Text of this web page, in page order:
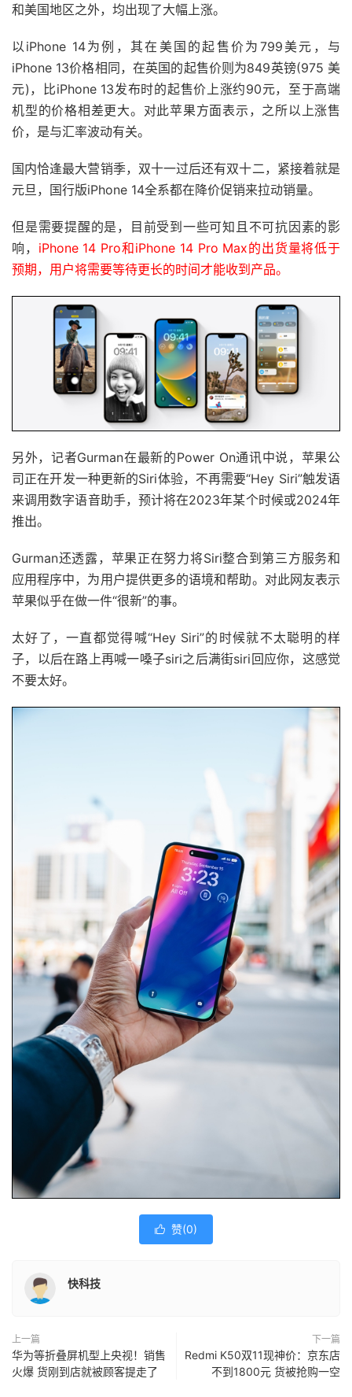
和美国地区之外，均出现了大幅上涨。
以iPhone 14为例，其在美国的起售价为799美元，与
iPhone 13价格相同，在英国的起售价则为849英镑(975 美
元)，比iPhone 13发布时的起售价上涨约90元，至于高端
机型的价格相差更大。对此苹果方面表示，之所以上涨售
价，是与汇率波动有关。
国内恰逢最大营销季，双十一过后还有双十二，紧接着就是
元旦，国行版iPhone 14全系都在降价促销来拉动销量。
但是需要提醒的是，目前受到一些可知且不可抗因素的影
响， iPhone 14 Pro和iPhone 14 Pro Max的出货量将低于
预期，用户将需要等待更长的时间才能收到产品。
另外，记者Gurman在最新的Power On通讯中说，苹果公
司正在开发一种更新的Siri体验，不再需要“Hey Siri”触发语
来调用数字语音助手，预计将在2023年某个时候或2024年
推出。
Gurman还透露，苹果正在努力将Siri整合到第三方服务和
应用程序中，为用户提供更多的语境和帮助。对此网友表示
苹果似乎在做一件“很新”的事。
太好了，一直都觉得喊“Hey Siri”的时候就不太聪明的样
子，以后在路上再喊一嗓子siri之后满街siri回应你，这感觉
不要太好。
 赞(0)
快科技
上一篇
华为等折叠屏机型上央视！销售
火爆 货刚到店就被顾客提走了
下一篇
Redmi K50双11现神价：京东店
不到1800元 货被抢购一空